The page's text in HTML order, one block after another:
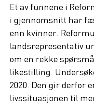
Et av funnene i
i gjennomsnitt har
enn kvinner.
landsrepresentativ
om en rekke
likestilling.
2020. Den gir derfor
livssituasjonen til